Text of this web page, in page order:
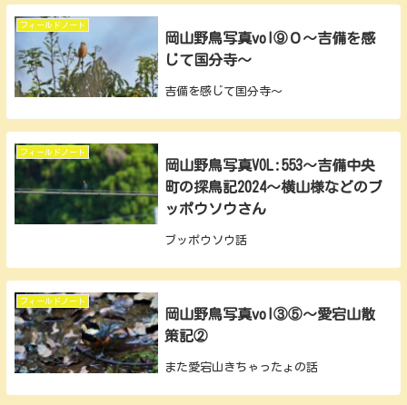
(^o^) さてさて。 本題に入ってまいり
フィールドノート
岡山野鳥写真vol⑨０～吉備を感
じて国分寺～
吉備を感じて国分寺～
フィールドノート
岡山野鳥写真VOL:553～吉備中央
町の探鳥記2024～横山様などのブ
ッポウソウさん
ブッポウソウ話
フィールドノート
岡山野鳥写真vol③⑤～愛宕山散
策記②
また愛宕山きちゃったょの話